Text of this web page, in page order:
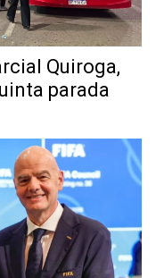
Quiroga,
parada